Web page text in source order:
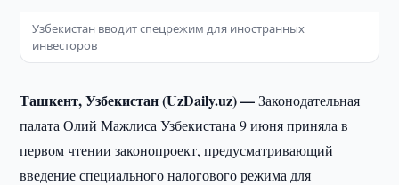
Узбекистан вводит спецрежим для иностранных
инвесторов
Ташкент, Узбекистан (UzDaily.uz) —Законодательная
палата Олий Мажлиса Узбекистана 9 июня приняла в
первом чтении законопроект, предусматривающий
введение специального налогового режима для